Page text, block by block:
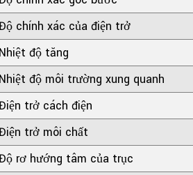
chính xác của điện trở
Nhiệt độ tăng
Nhiệt độ môi trường xung quanh
trở cách điện
trở môi chất
rơ hướng tâm của trục